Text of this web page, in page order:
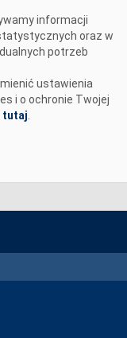
informacji
oraz w
potrzeb
ustawienia
i o ochronie Twojej
tutaj